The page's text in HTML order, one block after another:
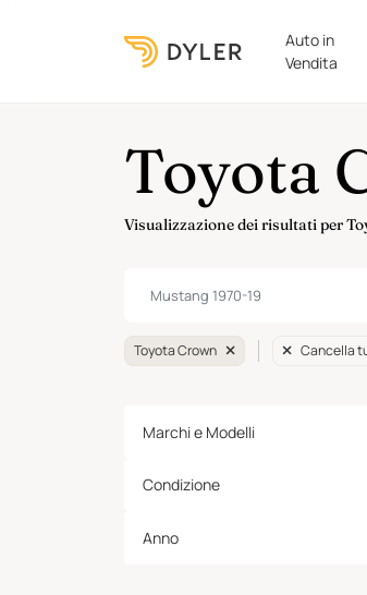
Auto in
Vendita
Toyota
Visualizzazione dei risultati per
Toyota Crown Cancella
Marchi e Modelli
Condizione
Anno